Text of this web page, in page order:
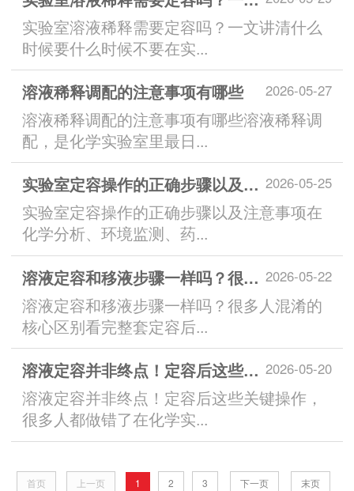
实验室溶液稀释需要定容吗？一文讲清什么
时候要什么时候不要在实...
2026-05-27
溶液稀释调配的注意事项有哪些
溶液稀释调配的注意事项有哪些溶液稀释调
配，是化学实验室里最日...
2026-05-25
实验室定容操作的正确步骤以及注意事项
实验室定容操作的正确步骤以及注意事项在
化学分析、环境监测、药...
2026-05-22
溶液定容和移液步骤一样吗？很多人混淆的核心区别
溶液定容和移液步骤一样吗？很多人混淆的
核心区别看完整套定容后...
2026-05-20
溶液定容并非终点！定容后这些关键操作，很多人都做错了
溶液定容并非终点！定容后这些关键操作，
很多人都做错了在化学实...
首页 上一页 1 2 3 下一页 末页